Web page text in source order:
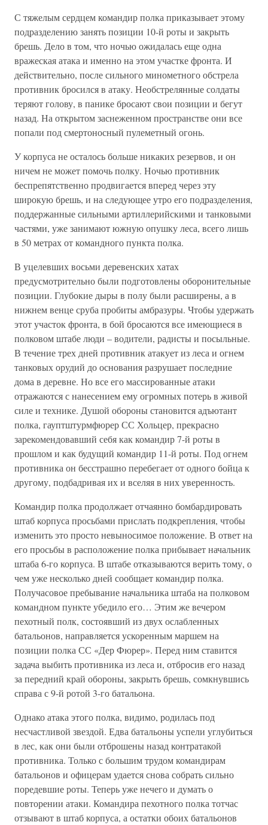
С тяжелым сердцем командир полка приказывает этому
подразделению занять позиции 10-й роты и закрыть
брешь. Дело в том, что ночью ожидалась еще одна
вражеская атака и именно на этом участке фронта. И
действительно, после сильного минометного обстрела
противник бросился в атаку. Необстрелянные солдаты
теряют голову, в панике бросают свои позиции и бегут
назад. На открытом заснеженном пространстве они все
попали под смертоносный пулеметный огонь.
У корпуса не осталось больше никаких резервов, и он
ничем не может помочь полку. Ночью противник
беспрепятственно продвигается вперед через эту
широкую брешь, и на следующее утро его подразделения,
поддержанные сильными артиллерийскими и танковыми
частями, уже занимают южную опушку леса, всего лишь
в 50 метрах от командного пункта полка.
В уцелевших восьми деревенских хатах
предусмотрительно были подготовлены оборонительные
позиции. Глубокие дыры в полу были расширены, а в
нижнем венце сруба пробиты амбразуры. Чтобы удержать
этот участок фронта, в бой бросаются все имеющиеся в
полковом штабе люди – водители, радисты и посыльные.
В течение трех дней противник атакует из леса и огнем
танковых орудий до основания разрушает последние
дома в деревне. Но все его массированные атаки
отражаются с нанесением ему огромных потерь в живой
силе и технике. Душой обороны становится адъютант
полка, гауптштурмфюрер СС Хольцер, прекрасно
зарекомендовавший себя как командир 7-й роты в
прошлом и как будущий командир 11-й роты. Под огнем
противника он бесстрашно перебегает от одного бойца к
другому, подбадривая их и вселяя в них уверенность.
Командир полка продолжает отчаянно бомбардировать
штаб корпуса просьбами прислать подкрепления, чтобы
изменить это просто невыносимое положение. В ответ на
его просьбы в расположение полка прибывает начальник
штаба 6-го корпуса. В штабе отказываются верить тому, о
чем уже несколько дней сообщает командир полка.
Получасовое пребывание начальника штаба на полковом
командном пункте убедило его… Этим же вечером
пехотный полк, состоявший из двух ослабленных
батальонов, направляется ускоренным маршем на
позиции полка СС «Дер Фюрер». Перед ним ставится
задача выбить противника из леса и, отбросив его назад
за передний край обороны, закрыть брешь, сомкнувшись
справа с 9-й ротой 3-го батальона.
Однако атака этого полка, видимо, родилась под
несчастливой звездой. Едва батальоны успели углубиться
в лес, как они были отброшены назад контратакой
противника. Только с большим трудом командирам
батальонов и офицерам удается снова собрать сильно
поредевшие роты. Теперь уже нечего и думать о
повторении атаки. Командира пехотного полка тотчас
отзывают в штаб корпуса, а остатки обоих батальонов